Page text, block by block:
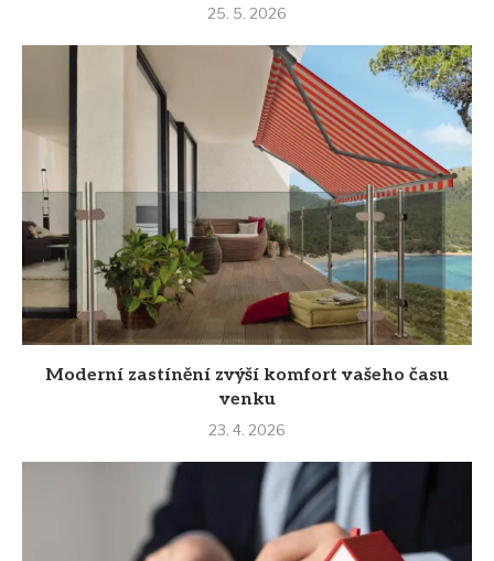
25. 5. 2026
Moderní zastínění zvýší komfort vašeho času
venku
23. 4. 2026